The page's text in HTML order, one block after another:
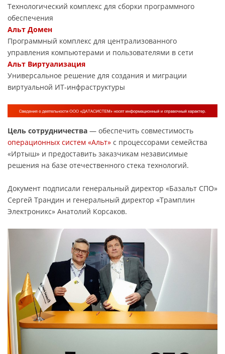
Технологический комплекс для сборки программного
обеспечения
Альт Домен
Программный комплекс для централизованного
управления компьютерами и пользователями в сети
Альт Виртуализация
Универсальное решение для создания и миграции
виртуальной ИТ-инфраструктуры
Цель сотрудничества — обеспечить совместимость
операционных систем «Альт» с процессорами семейства
«Иртыш» и предоставить заказчикам независимые
решения на базе отечественного стека технологий.
Документ подписали генеральный директор «Базальт СПО»
Сергей Трандин и генеральный директор «Трамплин
Электроникс» Анатолий Корсаков.